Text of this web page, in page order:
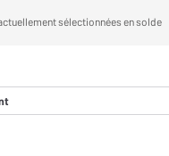
sélectionnées en solde